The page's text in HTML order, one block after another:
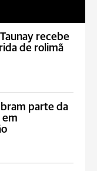
recebe
de rolimã
parte da
em